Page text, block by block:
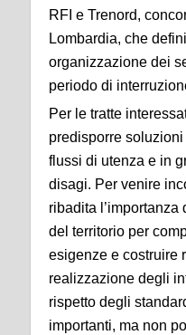
RFI e Trenord,
Lombardia, che
organizzazione dei
periodo di
Per le tratte
predisporre
flussi di utenza e in
disagi. Per venire
ribadita l’importanza
del territorio per
esigenze e costruire
realizzazione degli
rispetto degli
importanti, ma non